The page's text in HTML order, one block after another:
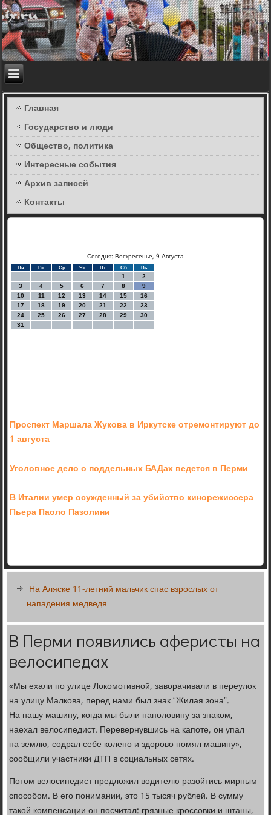
Главная
Государство и люди
Общество, политика
Интересные события
Архив записей
Контакты
Сегодня: Воскресенье, 9 Августа
Пн Вт Ср Чт Пт Сб Вс
1
2
3
4 5 6 7 8
9
10
11 12 13 14 15
16
17
18 19 20 21 22
23
24
25 26 27 28 29
30
31
Проспект Маршала Жукова в Иркутске отремонтируют до
1 августа
Уголовное дело о поддельных БАДах ведется в Перми
В Италии умер осужденный за убийство кинорежиссера
Пьера Паоло Пазолини
На Аляске 11-летний мальчик спас взрослых от
нападения медведя
В Перми появились аферисты на
велосипедах
«Мы ехали по улице Локомотивной, заворачивали в переулок
на улицу Малкова, перед нами был знак “Жилая зона”.
На нашу машину, когда мы были наполовину за знаком,
наехал велосипедист. Перевернувшись на капоте, он упал
на землю, содрал себе колено и здорово помял машину», —
сообщили участники ДТП в социальных сетях.
Потом велосипедист предложил водителю разойтись мирным
способом. В его понимании, это 15 тысяч рублей. В сумму
такой компенсации он посчитал: грязные кроссовки и штаны,